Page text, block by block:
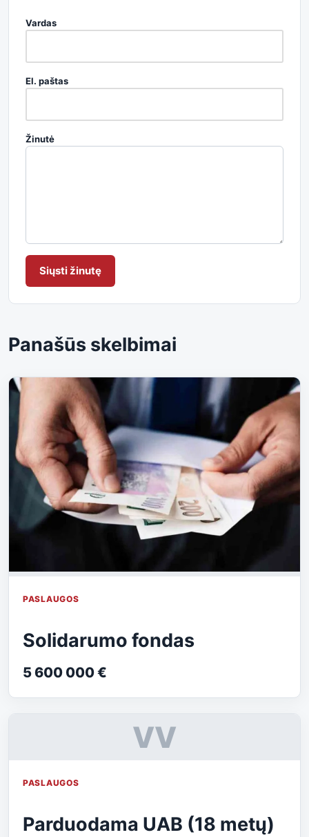
Vardas
El. paštas
Žinutė
Siųsti žinutę
Panašūs skelbimai
PASLAUGOS
Solidarumo fondas
5 600 000 €
VV
PASLAUGOS
Parduodama UAB (18 metų)